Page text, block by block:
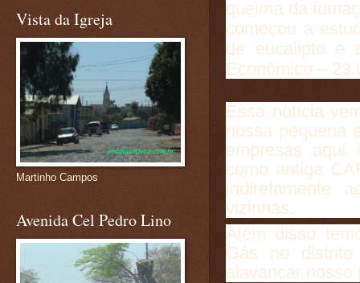
queima da
começou a
de eucalipto e
Econômico –
Essa notícia
nossa pequena
empresas aqui
como antiga
indiretamente
vizinhas.
Além disso
Gás no
alavancar nosso
Vista da Igreja
Martinho Campos
Avenida Cel Pedro Lino